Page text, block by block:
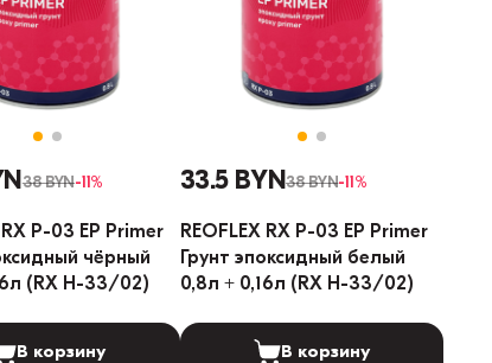
38 BYN-11%
RX P-03 EP Primer
чёрный
(RX H-33/02)
В корзину
33.5 BYN38 BYN-11%
REOFLEX RX P-03 EP Primer
Грунт эпоксидный белый
0,8л + 0,16л (RX H-33/02)
В корзину